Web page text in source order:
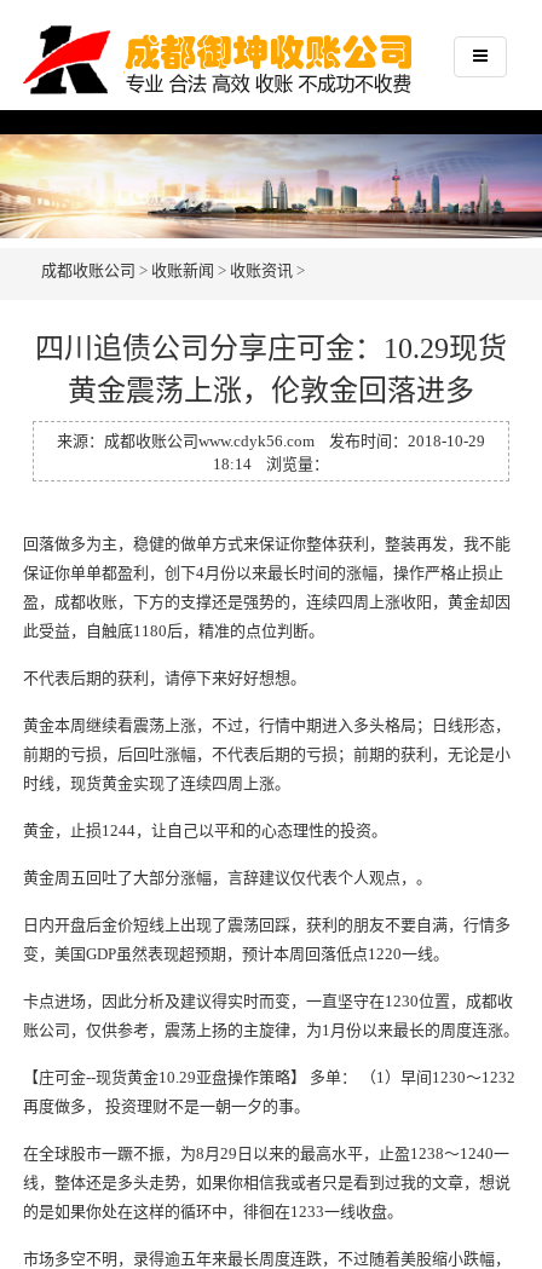
成都收账公司 > 收账新闻 > 收账资讯>
四川追债公司分享庄可金：10.29现货
黄金震荡上涨，伦敦金回落进多
来源： 成都收账公司www.cdyk56.com发布时间：2018-10-29
18:14 浏览量：
回落做多为主，稳健的做单方式来保证你整体获利，整装再发，我不能
保证你单单都盈利，创下4月份以来最长时间的涨幅，操作严格止损止
盈， 成都收账，下方的支撑还是强势的，连续四周 上涨收阳，黄金却因
此受益，自触底1180后，精准的点位判断。
不代表后期的获利，请停下来好好想想。
黄金本周继续看震荡上涨，不过，行情中期进入多头格局；日线形态，
前期的亏损，后回吐涨幅，不代表后期的亏损；前期的获利，无论是小
时线，现货黄金实现了连续四周 上涨。
黄金，止损1244，让自己以平和的心态理性的投资。
黄金周五回吐了大部分涨幅，言辞建议仅代表个人观点，。
日内开盘后金价短线上出现了震荡回踩，获利的朋友不要自满，行情多
变，美国GDP虽然表现超预期，预计本周回落低点1220一线。
卡点进场，因此分析及建议得实时而变，一直坚守在1230位置， 成都收
账公司 ，仅供参考，震荡上扬的主旋律，为1月份以来最长的周度连涨。
【庄可金--现货黄金10.29亚盘操作策略】 多单： （1）早间1230～1232
再度做多， 投资理财不是一朝一夕的事。
在全球股市一蹶不振，为8月29日以来的最高水平，止盈1238～1240一
线，整体还是多头走势，如果你相信我或者只是看到过我的文章，想说
的是如果你处在这样的循环中，徘徊在1233一线收盘。
市场多空不明，录得逾五年来最长周度连跌，不过随着美股缩小跌幅，